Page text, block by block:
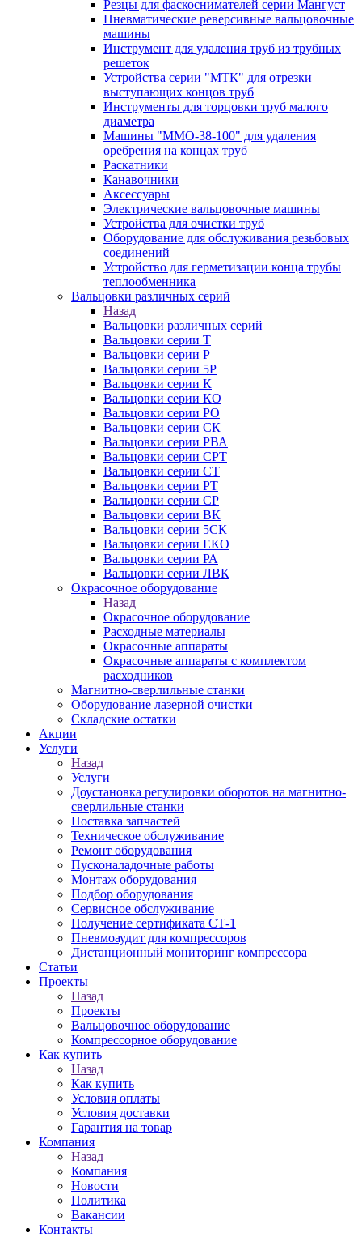
Резцы для фаскоснимателей серии Мангуст
Пневматические реверсивные вальцовочные
машины
Инструмент для удаления труб из трубных
решеток
Устройства серии "МТК" для отрезки
выступающих концов труб
Инструменты для торцовки труб малого
диаметра
Машины "ММО-38-100" для удаления
оребрения на концах труб
Раскатники
Канавочники
Аксессуары
Электрические вальцовочные машины
Устройства для очистки труб
Оборудование для обслуживания резьбовых
соединений
Устройство для герметизации конца трубы
теплообменника
Вальцовки различных серий
Назад
Вальцовки различных серий
Вальцовки серии Т
Вальцовки серии Р
Вальцовки серии 5Р
Вальцовки серии К
Вальцовки серии КО
Вальцовки серии РО
Вальцовки серии СК
Вальцовки серии РВА
Вальцовки серии СРТ
Вальцовки серии СТ
Вальцовки серии РТ
Вальцовки серии СР
Вальцовки серии ВК
Вальцовки серии 5СК
Вальцовки серии ЕКО
Вальцовки серии РА
Вальцовки серии ЛВК
Окрасочное оборудование
Назад
Окрасочное оборудование
Расходные материалы
Окрасочные аппараты
Окрасочные аппараты с комплектом
расходников
Магнитно-сверлильные станки
Оборудование лазерной очистки
Складские остатки
Акции
Услуги
Назад
Услуги
Доустановка регулировки оборотов на магнитно-
сверлильные станки
Поставка запчастей
Техническое обслуживание
Ремонт оборудования
Пусконаладочные работы
Монтаж оборудования
Подбор оборудования
Сервисное обслуживание
Получение сертификата СТ-1
Пневмоаудит для компрессоров
Дистанционный мониторинг компрессора
Статьи
Проекты
Назад
Проекты
Вальцовочное оборудование
Компрессорное оборудование
Как купить
Назад
Как купить
Условия оплаты
Условия доставки
Гарантия на товар
Компания
Назад
Компания
Новости
Политика
Вакансии
Контакты